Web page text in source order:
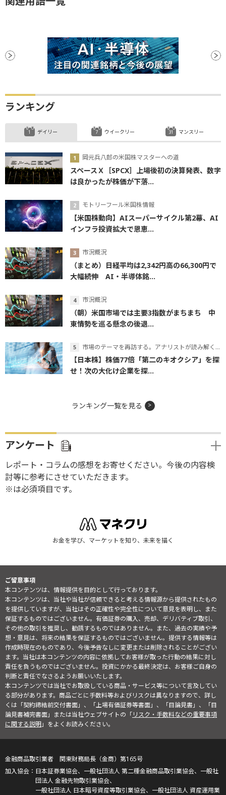
ランキング
デイリー
岡元兵八郎の米国株マスターへの道
スペースＸ［SPCX］上場後初の決算発表、数字
は良かったが株価が下落...
モトリーフール米国株情報
【米国株動向】AIスーパーサイクル第2幕、AI
インフラ投資拡大で恩恵...
市況概況
（まとめ）日経平均は2,342円高の66,300円で
大幅続伸 AI・半導体銘...
市況概況
（朝）米国市場では主要3指数がまちまち 中
東情勢を巡る懸念の後退...
市場のテーマを再訪する。アナリストが読み解くテーマの本質
【日本株】株価77倍「第二のキオクシア」を探
せ！次の大化け企業を探...
ウイークリー マンスリー
ランキング一覧を見る
アンケート
レポート・コラムの感想をお寄せください。今後の内容検
討等に参考にさせていただきます。
※は必須項目です。
お金を学び、マーケットを知り、未来を描く
ご留意事項
本コンテンツは、情報提供を目的として行っております。
本コンテンツは、当社や当社が信頼できると考える情報源から提供されたもの
を提供していますが、当社はその正確性や完全性について意見を表明し、また
保証するものではございません。有価証券の購入、売却、デリバティブ取引、
その他の取引を推奨し、勧誘するものではありません。また、過去の実績や予
想・意見は、将来の結果を保証するものではございません。提供する情報等は
作成時現在のものであり、今後予告なしに変更または削除されることがござい
ます。当社は本コンテンツの内容に依拠してお客様が取った行動の結果に対し
責任を負うものではございません。投資にかかる最終決定は、お客様ご自身の
判断と責任でなさるようお願いいたします。
本コンテンツでは当社でお取扱している商品・サービス等について言及してい
る部分があります。商品ごとに手数料等およびリスクは異なりますので、詳し
くは「契約締結前交付書面」、「上場有価証券等書面」、「目論見書」、「目
論見書補完書面」または当社ウェブサイトの「リスク・手数料などの重要事項
に関する説明」をよくお読みください。
金融商品取引業者 関東財務局長（金商）第165号
日本証券業協会、一般社団法人 第二種金融商品取引業協会、一般社
団法人 金融先物取引業協会、
一般社団法人 日本暗号資産等取引業協会、一般社団法人 資産運用業